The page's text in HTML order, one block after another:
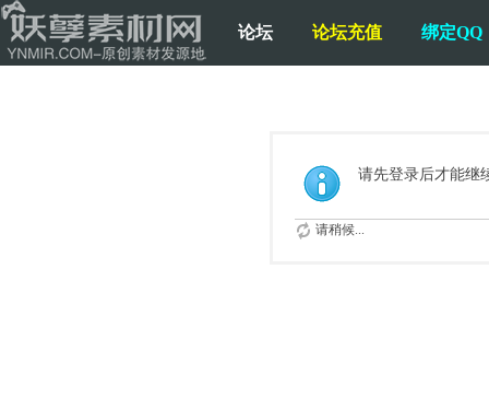
论坛 论坛充值 绑定QQ
请先登录后才能继
请稍候...